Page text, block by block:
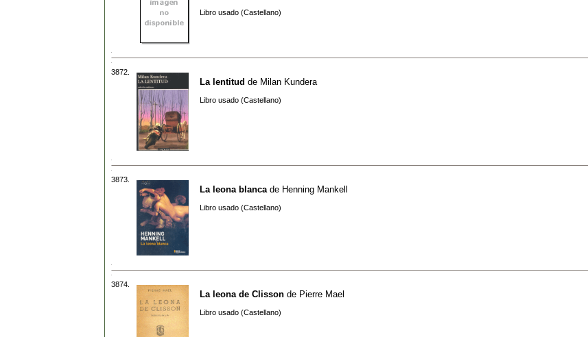
Libro usado (Castellano)
3872.
La lentitud de Milan Kundera
Libro usado (Castellano)
3873.
La leona blanca de Henning Mankell
Libro usado (Castellano)
3874.
La leona de Clisson de Pierre Mael
Libro usado (Castellano)